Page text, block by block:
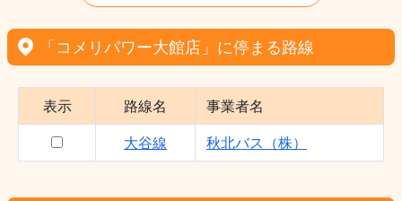
「コメリパワー大館店」に停まる路線
表示 路線名 事業者名
大谷線 秋北バス（株）